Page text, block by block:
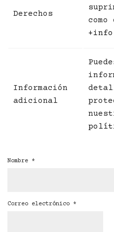
Derechos
Información
adicional
Nombre *
Correo electrónico *